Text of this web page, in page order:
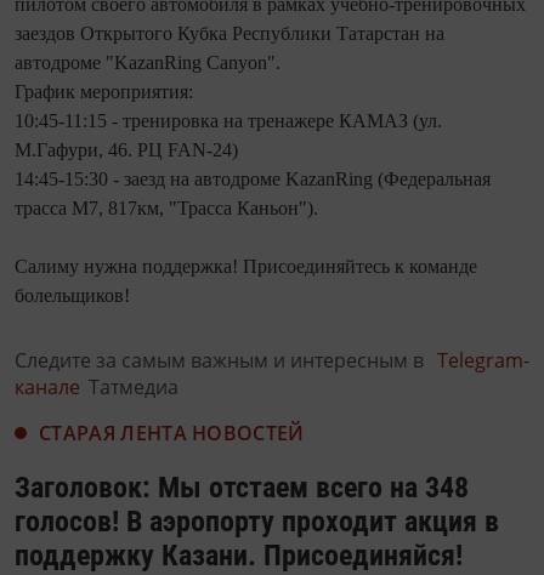
пилотом своего автомобиля в рамках учебно-тренировочных
заездов Открытого Кубка Республики Татарстан на
автодроме "KazanRing Canyon".
График мероприятия:
10:45-11:15 - тренировка на тренажере КАМАЗ (ул.
М.Гафури, 46. РЦ FAN-24)
14:45-15:30 - заезд на автодроме KazanRing (Федеральная
трасса М7, 817км, "Трасса Каньон").
Салиму нужна поддержка! Присоединяйтесь к команде
болельщиков!
Следите за самым важным и интересным в Telegram-
канале Татмедиа
СТАРАЯ ЛЕНТА НОВОСТЕЙ
Заголовок: Мы отстаем всего на 348
голосов! В аэропорту проходит акция в
поддержку Казани. Присоединяйся!